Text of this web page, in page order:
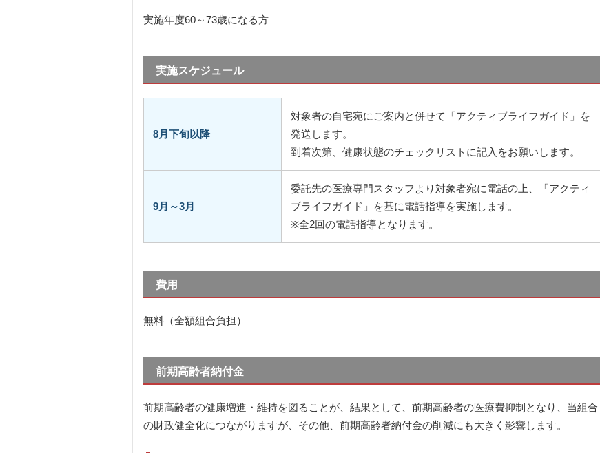
実施年度60～73歳になる方
実施スケジュール
8月下旬以降
対象者の自宅宛にご案内と併せて「アクティブライフガイド」を
発送します。
到着次第、健康状態のチェックリストに記入をお願いします。
9月～3月
委託先の医療専門スタッフより対象者宛に電話の上、「アクティ
ブライフガイド」を基に電話指導を実施します。
※全2回の電話指導となります。
費用
無料（全額組合負担）
前期高齢者納付金
前期高齢者の健康増進・維持を図ることが、結果として、前期高齢者の医療費抑制となり、当組合
の財政健全化につながりますが、その他、前期高齢者納付金の削減にも大きく影響します。